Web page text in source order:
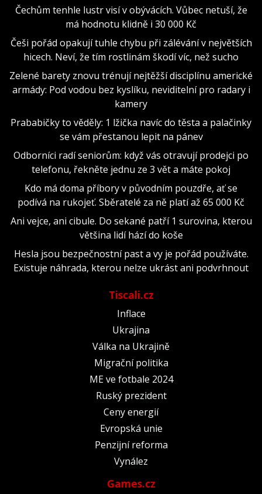
Čechům tenhle lustr visí v obývácích. Vůbec netuší, že
má hodnotu klidně i 30 000 Kč
Češi pořád opakují tuhle chybu při zálévání v největších
hicech. Neví, že tím rostlinám škodí víc, než sucho
Zelené barety znovu trénují nejtěžší disciplínu americké
armády: Pod vodou bez kyslíku, neviditelní pro radary i
kamery
Prababičky to věděly: 1 lžička navíc do těsta a palačinky
se vám přestanou lepit na pánev
Odborníci radí seniorům: když vás otravují prodejci po
telefonu, řekněte jednu ze 3 vět a máte pokoj
Kdo má doma příbory v původním pouzdře, ať se
podívá na rukojeť. Sběratelé za ně platí až 65 000 Kč
Ani vejce, ani cibule. Do sekané patří 1 surovina, kterou
většina lidí hází do koše
Hesla jsou bezpečnostní past a vy je pořád používáte.
Existuje náhrada, kterou nelze ukrást ani podvrhnout
Tiscali.cz
Inflace
Ukrajina
Válka na Ukrajině
Migrační politika
ME ve fotbale 2024
Ruský prezident
Ceny energií
Evropská unie
Penzijní reforma
Vynález
Games.cz